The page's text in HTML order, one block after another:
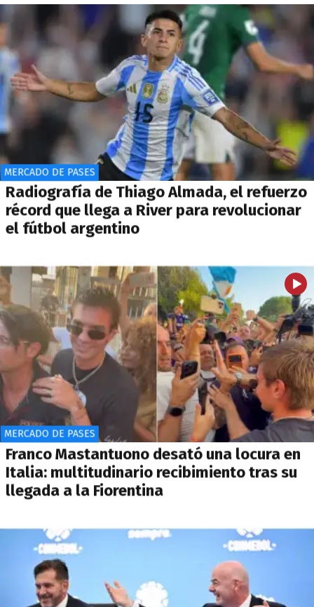
MERCADO DE PASES
Radiografía de Thiago Almada, el refuerzo
récord que llega a River para revolucionar
el fútbol argentino
MERCADO DE PASES
Franco Mastantuono desató una locura en
Italia: multitudinario recibimiento tras su
llegada a la Fiorentina